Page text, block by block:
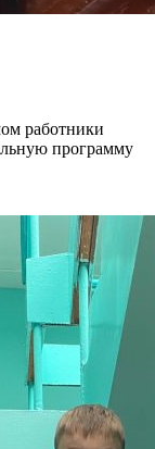
работники
программу